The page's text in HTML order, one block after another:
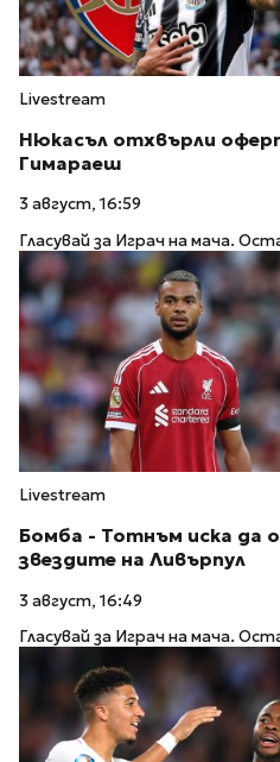
Livestream
Нюкасъл отхвърли
Гимараеш
3 август, 16:59
Гласувай за Играч на мача.
Livestream
Бомба - Тотнъм иска да
звездите на Ливърпул
3 август, 16:49
Гласувай за Играч на мача.